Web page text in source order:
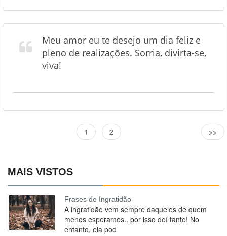
Meu amor eu te desejo um dia feliz e
pleno de realizações. Sorria, divirta-se,
viva!
1 2 >>
MAIS VISTOS
Frases de Ingratidão
A ingratidão vem sempre daqueles de quem
menos esperamos.. por isso doí tanto! No
entanto, ela pod